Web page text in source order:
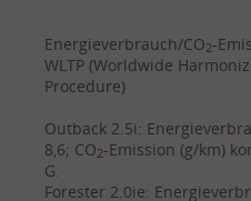
Energieverbrauch/CO2-
WLTP (Worldwide
Procedure)
Outback 2.5i:
8,6; CO2-Emission (g/km)
G.
Forester 2.0ie: